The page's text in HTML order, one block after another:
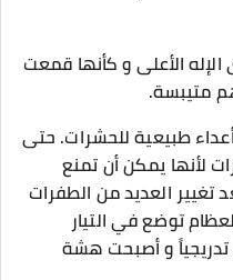
الأعلى و كأنها قمعت
متيبسة.
طبيعية للحشرات. حتى
لأنها يمكن أن تمنع
تغيير العديد من الطفرات
توضع في التيار
تدريجياً و أصبحت هشة